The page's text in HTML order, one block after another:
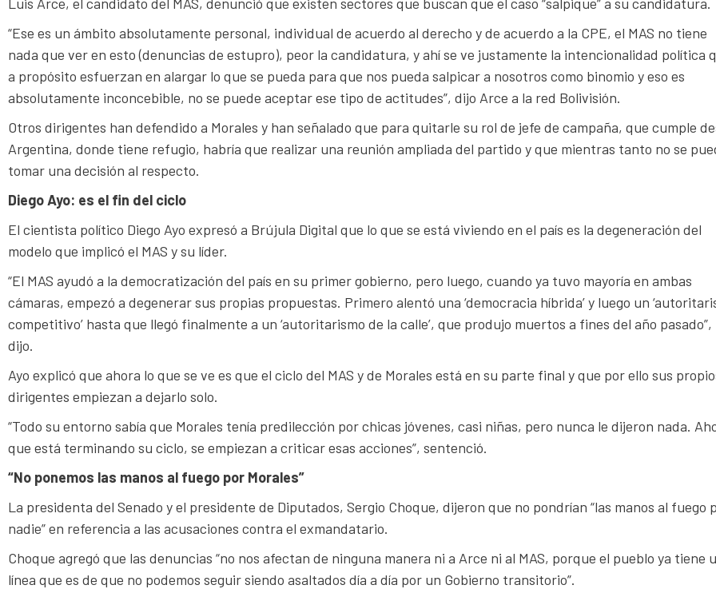
“Ese es un ámbito absolutamente personal, individual de acuerdo al derecho y de acuerdo a la CPE, el MAS no tiene
nada que ver en esto (denuncias de estupro), peor la candidatura, y ahí se ve justamente la intencionalidad política
a propósito esfuerzan en alargar lo que se pueda para que nos pueda salpicar a nosotros como binomio y eso es
absolutamente inconcebible, no se puede aceptar ese tipo de actitudes”, dijo Arce a la red Bolivisión.
Otros dirigentes han defendido a Morales y han señalado que para quitarle su rol de jefe de campaña, que cumple
Argentina, donde tiene refugio, habría que realizar una reunión ampliada del partido y que mientras tanto no se
tomar una decisión al respecto.
Diego Ayo: es el fin del ciclo
El cientista político Diego Ayo expresó a Brújula Digital que lo que se está viviendo en el país es la degeneración del
modelo que implicó el MAS y su líder.
“El MAS ayudó a la democratización del país en su primer gobierno, pero luego, cuando ya tuvo mayoría en ambas
cámaras, empezó a degenerar sus propias propuestas. Primero alentó una ‘democracia híbrida’ y luego un
competitivo’ hasta que llegó finalmente a un ‘autoritarismo de la calle’, que produjo muertos a fines del año pasado”,
dijo.
Ayo explicó que ahora lo que se ve es que el ciclo del MAS y de Morales está en su parte final y que por ello sus
dirigentes empiezan a dejarlo solo.
“Todo su entorno sabía que Morales tenía predilección por chicas jóvenes, casi niñas, pero nunca le dijeron nada.
que está terminando su ciclo, se empiezan a criticar esas acciones”, sentenció.
“No ponemos las manos al fuego por Morales”
La presidenta del Senado y el presidente de Diputados, Sergio Choque, dijeron que no pondrían “las manos al fuego
nadie” en referencia a las acusaciones contra el exmandatario.
Choque agregó que las denuncias “no nos afectan de ninguna manera ni a Arce ni al MAS, porque el pueblo ya tiene
línea que es de que no podemos seguir siendo asaltados día a día por un Gobierno transitorio”.